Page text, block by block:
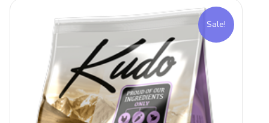
Sale!